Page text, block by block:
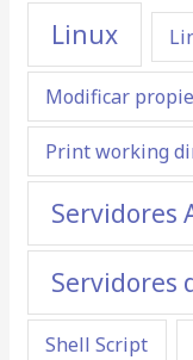
Linux
Modificar
Print working
Servidores
Servidores
Shell Script